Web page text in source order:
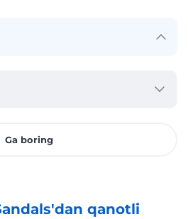
Ga boring
qanotli